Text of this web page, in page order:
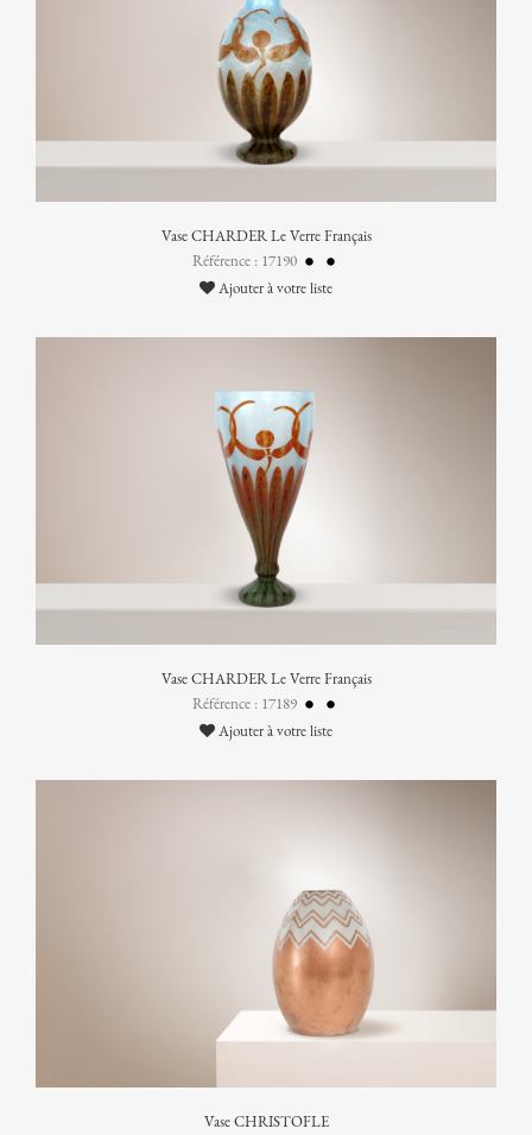
Vase CHARDER Le Verre Français
Référence : 17190
Ajouter à votre liste
Vase CHARDER Le Verre Français
Référence : 17189
Ajouter à votre liste
Vase CHRISTOFLE